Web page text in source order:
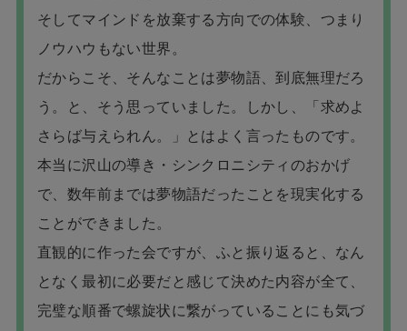
そしてマインドを放棄する方向での体験、つまり
ノウハウもない世界。
だからこそ、そんなことは夢物語、到底無理だろ
う。と、そう思っていました。しかし、「求めよ
さらば与えられん。」とはよく言ったものです。
本当に沢山の導き・シンクロニシティのおかげ
で、数年前までは夢物語だったことを現実化する
ことができました。
直観的に作った会ですが、ふと振り返ると、なん
となく最初に必要だと感じて決めた内容が全て、
完璧な順番で螺旋状に繋がっていることにも気づ